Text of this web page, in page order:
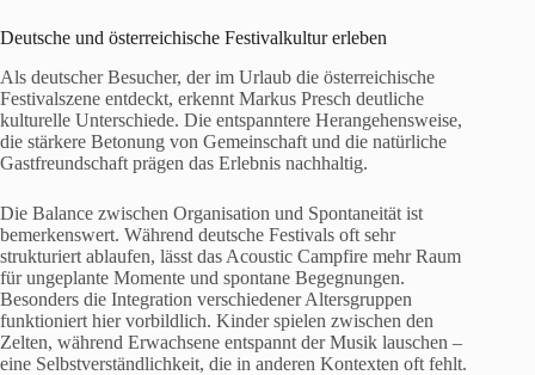
Deutsche und österreichische Festivalkultur erleben
Als deutscher Besucher, der im Urlaub die österreichische
Festivalszene entdeckt, erkennt Markus Presch deutliche
kulturelle Unterschiede. Die entspanntere Herangehensweise,
die stärkere Betonung von Gemeinschaft und die natürliche
Gastfreundschaft prägen das Erlebnis nachhaltig.
Die Balance zwischen Organisation und Spontaneität ist
bemerkenswert. Während deutsche Festivals oft sehr
strukturiert ablaufen, lässt das Acoustic Campfire mehr Raum
für ungeplante Momente und spontane Begegnungen.
Besonders die Integration verschiedener Altersgruppen
funktioniert hier vorbildlich. Kinder spielen zwischen den
Zelten, während Erwachsene entspannt der Musik lauschen –
eine Selbstverständlichkeit, die in anderen Kontexten oft fehlt.